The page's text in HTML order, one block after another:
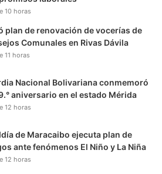
10 horas
plan de renovación de vocerías de
Comunales en Rivas Dávila
11 horas
Nacional Bolivariana conmemoró
aniversario en el estado Mérida
12 horas
de Maracaibo ejecuta plan de
ante fenómenos El Niño y La Niña
12 horas